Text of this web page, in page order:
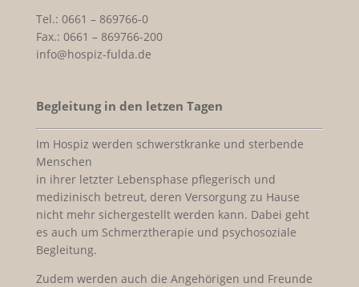
Tel.: 0661 – 869766-0
Fax.: 0661 – 869766-200
info@hospiz-fulda.de
Begleitung in den letzen Tagen
Im Hospiz werden schwerstkranke und sterbende
Menschen
in ihrer letzter Lebensphase pflegerisch und
medizinisch betreut, deren Versorgung zu Hause
nicht mehr sichergestellt werden kann. Dabei geht
es auch um Schmerztherapie und psychosoziale
Begleitung.
Zudem werden auch die Angehörigen und Freunde